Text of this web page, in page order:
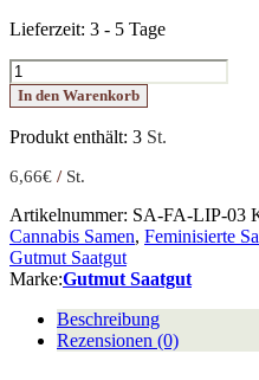
Lieferzeit: 3 - 5 Tage
L.I.P.
CBD
(Fast)
Menge
In den Warenkorb
Produkt enthält: 3 St.
6,66€ / St.
Artikelnummer: SA-FA-LIP-03
Cannabis Samen, Feminisierte
Gutmut Saatgut
Marke:Gutmut Saatgut
Beschreibung
Rezensionen (0)